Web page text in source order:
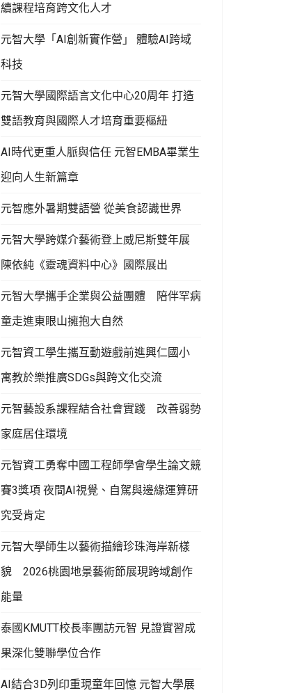
續課程培育跨文化人才
元智大學「AI創新實作營」 體驗AI跨域
科技
元智大學國際語言文化中心20周年 打造
雙語教育與國際人才培育重要樞紐
AI時代更重人脈與信任 元智EMBA畢業生
迎向人生新篇章
元智應外暑期雙語營 從美食認識世界
元智大學跨媒介藝術登上威尼斯雙年展
陳依純《靈魂資料中心》國際展出
元智大學攜手企業與公益團體 陪伴罕病
童走進東眼山擁抱大自然
元智資工學生攜互動遊戲前進興仁國小
寓教於樂推廣SDGs與跨文化交流
元智藝設系課程結合社會實踐 改善弱勢
家庭居住環境
元智資工勇奪中國工程師學會學生論文競
賽3獎項 夜間AI視覺、自駕與邊緣運算研
究受肯定
元智大學師生以藝術描繪珍珠海岸新樣
貌 2026桃園地景藝術節展現跨域創作
能量
泰國KMUTT校長率團訪元智 見證實習成
果深化雙聯學位合作
AI結合3D列印重現童年回憶 元智大學展